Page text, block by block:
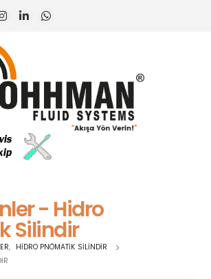
- Hidro
Silindir
, HIDRO PNÖMATIK SILINDIR